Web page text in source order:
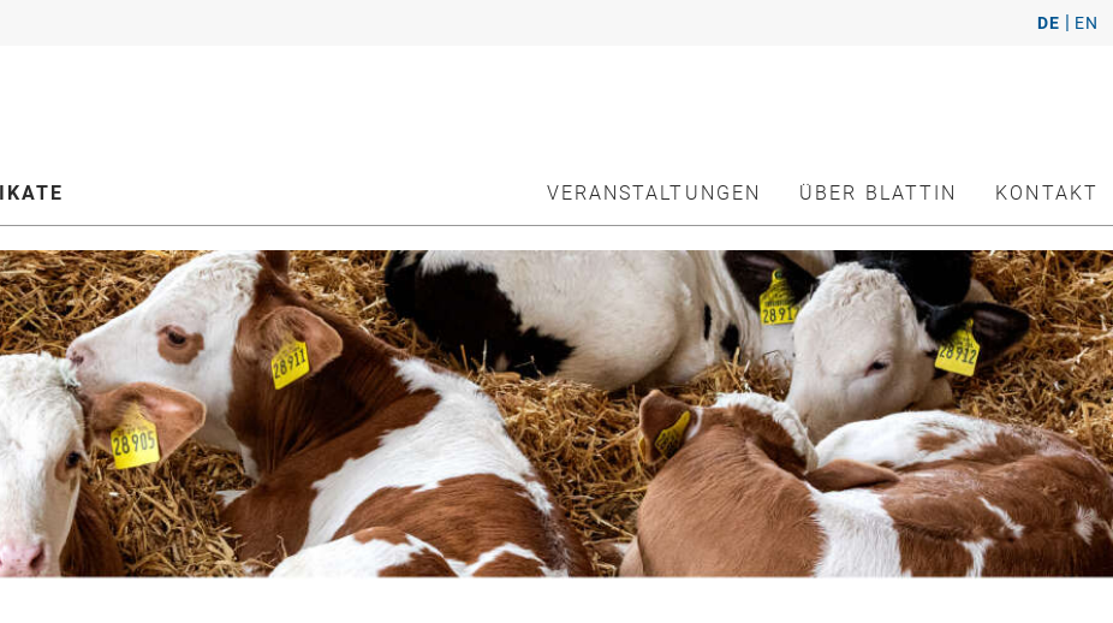
DE | EN
VERANSTALTUNGEN ÜBER BLATTIN KONTAKT